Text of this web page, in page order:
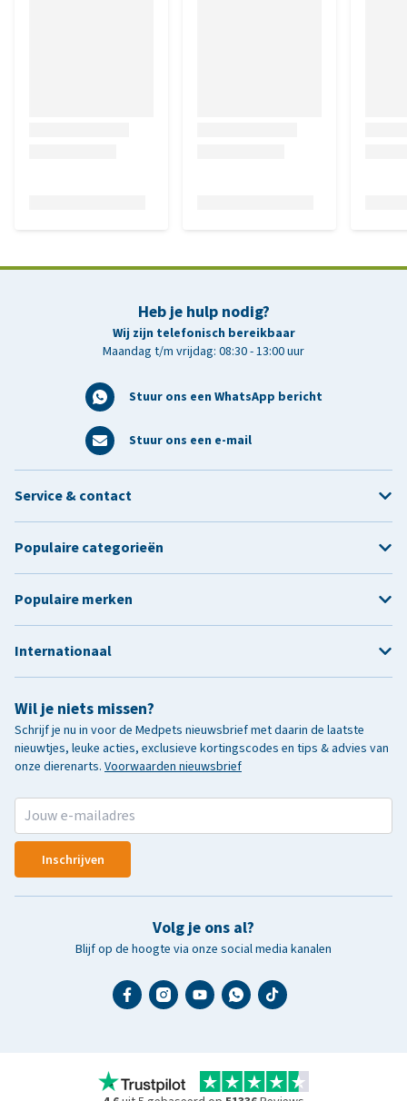
Heb je hulp nodig?
Wij zijn telefonisch bereikbaar
Maandag t/m vrijdag: 08:30 - 13:00 uur
Stuur ons een WhatsApp bericht
Stuur ons een e-mail
Wil je niets missen?
Schrijf je nu in voor de Medpets nieuwsbrief met daarin de laatste
nieuwtjes, leuke acties, exclusieve kortingscodes en tips & advies van
onze dierenarts. Voorwaarden nieuwsbrief
Inschrijven
Volg je ons al?
Blijf op de hoogte via onze social media kanalen
Service & contact
Populaire categorieën
Populaire merken
Internationaal